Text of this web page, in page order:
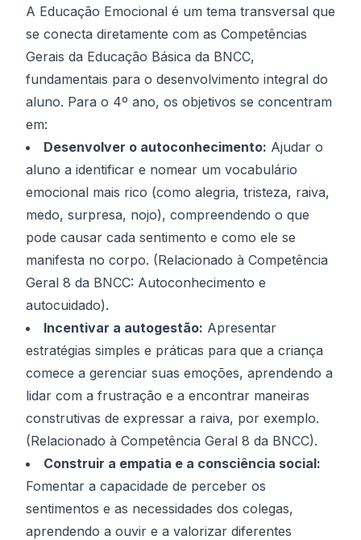
A Educação Emocional é um tema transversal que
se conecta diretamente com as Competências
Gerais da Educação Básica da BNCC,
fundamentais para o desenvolvimento integral do
aluno. Para o 4º ano, os objetivos se concentram
em:
Desenvolver o autoconhecimento: Ajudar o
aluno a identificar e nomear um vocabulário
emocional mais rico (como alegria, tristeza, raiva,
medo, surpresa, nojo), compreendendo o que
pode causar cada sentimento e como ele se
manifesta no corpo. (Relacionado à Competência
Geral 8 da BNCC: Autoconhecimento e
autocuidado).
Incentivar a autogestão: Apresentar
estratégias simples e práticas para que a criança
comece a gerenciar suas emoções, aprendendo a
lidar com a frustração e a encontrar maneiras
construtivas de expressar a raiva, por exemplo.
(Relacionado à Competência Geral 8 da BNCC).
Construir a empatia e a consciência social:
Fomentar a capacidade de perceber os
sentimentos e as necessidades dos colegas,
aprendendo a ouvir e a valorizar diferentes